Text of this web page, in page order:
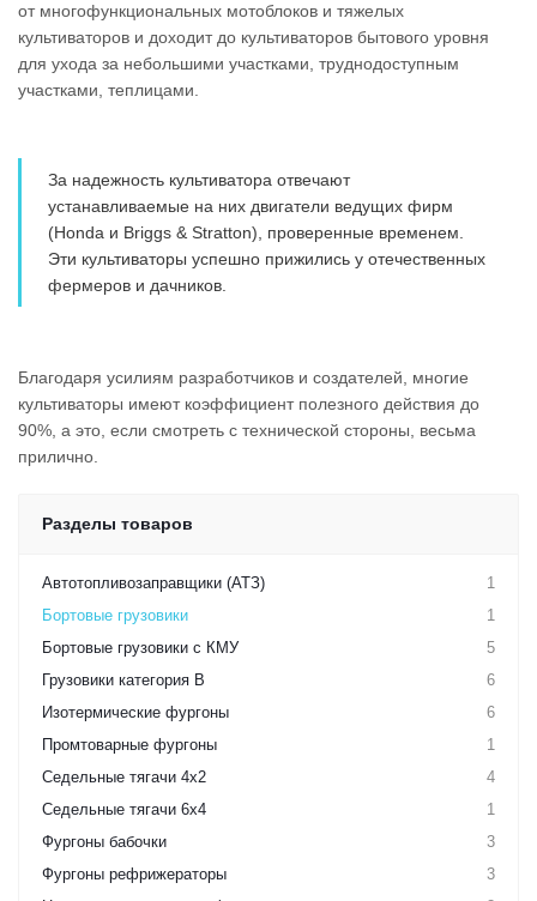
от многофункциональных мотоблоков и тяжелых
культиваторов и доходит до культиваторов бытового уровня
для ухода за небольшими участками, труднодоступным
участками, теплицами.
За надежность культиватора отвечают
устанавливаемые на них двигатели ведущих фирм
(Honda и Briggs & Stratton), проверенные временем.
Эти культиваторы успешно прижились у отечественных
фермеров и дачников.
Благодаря усилиям разработчиков и создателей, многие
культиваторы имеют коэффициент полезного действия до
90%, а это, если смотреть с технической стороны, весьма
прилично.
Разделы товаров
Автотопливозаправщики (АТЗ)
1
Бортовые грузовики
1
Бортовые грузовики с КМУ
5
Грузовики категория B
6
Изотермические фургоны
6
Промтоварные фургоны
1
Седельные тягачи 4х2
4
Седельные тягачи 6х4
1
Фургоны бабочки
3
Фургоны рефрижераторы
3